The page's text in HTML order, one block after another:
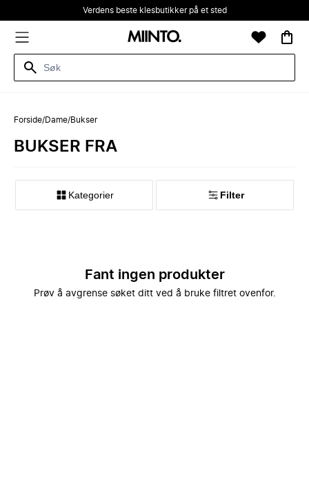
Verdens beste klesbutikker på et sted
Forside/Dame/Bukser
BUKSER FRA
Kategorier Filter
Fant ingen produkter
Prøv å avgrense søket ditt ved å bruke filtret ovenfor.